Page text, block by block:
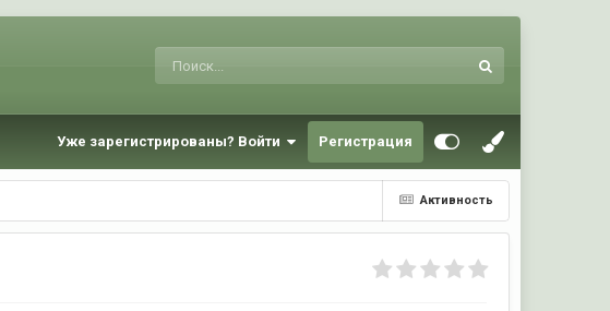
Уже зарегистрированы? Войти Регистрация
Активность